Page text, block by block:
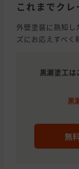
これまでクレ
外壁塗装に熟知
ズにお応えすべく
黒瀬塗工
黒
無